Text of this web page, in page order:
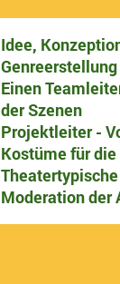
Idee,
Genreerstellung
Einen
der Szenen
Projektleiter -
Kostüme für
Moderation der